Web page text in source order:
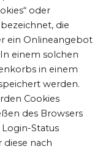
oder
die
ein Onlineangebot
einem solchen
in einem
werden.
Cookies
des Browsers
Status
nach